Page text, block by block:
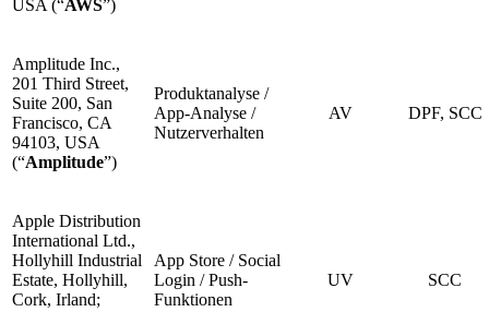
USA (“AWS”)
Amplitude Inc.,
201 Third Street,
Suite 200, San
Francisco, CA
94103, USA
(“Amplitude”)
Produktanalyse /
App-Analyse /
Nutzerverhalten
AV DPF, SCC
Apple Distribution
International Ltd.,
Hollyhill Industrial
Estate, Hollyhill,
Cork, Irland;
App Store / Social
Login / Push-
Funktionen
UV SCC